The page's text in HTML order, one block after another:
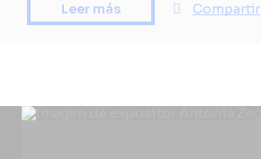
Leer más Compartir